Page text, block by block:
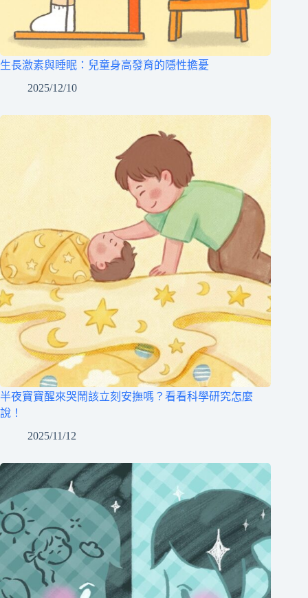
生長激素與睡眠：兒童身高發育的隱性擔憂
2025/12/10
半夜寶寶醒來哭鬧該立刻安撫嗎？看看科學研究怎麼
說！
2025/11/12